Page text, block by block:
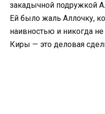
закадычной подружкой
Ей было жаль Аллочку,
наивностью и никогда
Киры — это деловая